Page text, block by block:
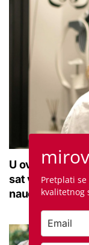
U ovoj optici
sat vremena:
naučio
Pretplati
kvalitetnog